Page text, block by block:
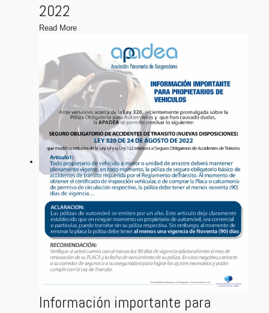
2022
Read More
Información importante para